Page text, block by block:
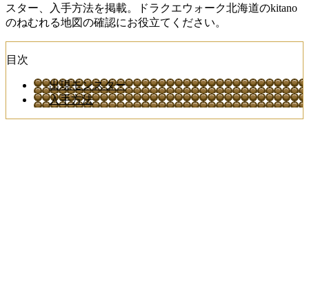
スター、入手方法を掲載。ドラクエウォーク北海道のkitano
のねむれる地図の確認にお役立てください。
目次
出現モンスター
入手方法